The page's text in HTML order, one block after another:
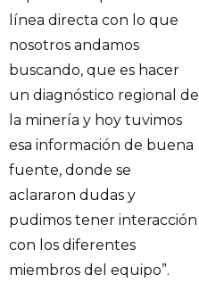
línea directa con lo que
nosotros andamos
buscando, que es hacer
un diagnóstico regional de
la minería y hoy tuvimos
esa información de buena
fuente, donde se
aclararon dudas y
pudimos tener interacción
con los diferentes
miembros del equipo”.